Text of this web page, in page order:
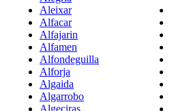
Aleixar
Alfacar
Alfajarin
Alfamen
Alfondeguilla
Alforja
Algaida
Algarrobo
Algeciras